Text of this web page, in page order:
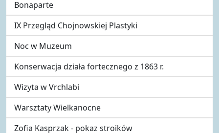
Bonaparte
IX Przegląd Chojnowskiej Plastyki
Noc w Muzeum
Konserwacja działa fortecznego z 1863 r.
Wizyta w Vrchlabi
Warsztaty Wielkanocne
Zofia Kasprzak - pokaz stroików